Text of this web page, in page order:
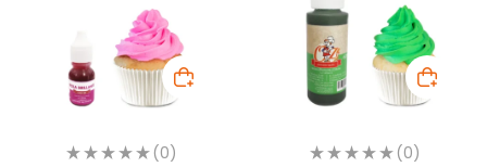
(0) (0)